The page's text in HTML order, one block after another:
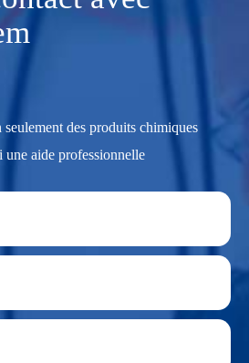
des produits chimiques
une aide professionnelle